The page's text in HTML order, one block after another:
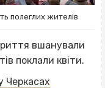
полеглих жителів
вшанували
поклали квіти.
Черкасах